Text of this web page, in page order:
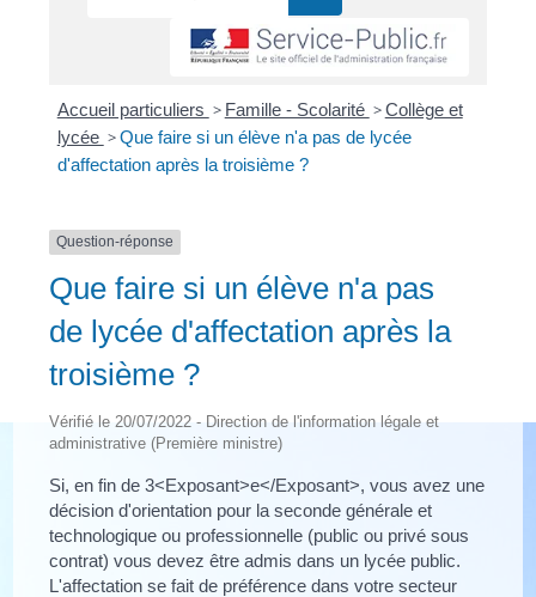
Accueil particuliers > Famille - Scolarité >Collège et
lycée >Que faire si un élève n'a pas de lycée
d'affectation après la troisième ?
Question-réponse
Que faire si un élève n'a pas
de lycée d'affectation après la
troisième ?
Vérifié le 20/07/2022 - Direction de l'information légale et
administrative (Première ministre)
Si, en fin de 3<Exposant>e</Exposant>, vous avez une
décision d'orientation pour la seconde générale et
technologique ou professionnelle (public ou privé sous
contrat) vous devez être admis dans un lycée public.
L'affectation se fait de préférence dans votre secteur